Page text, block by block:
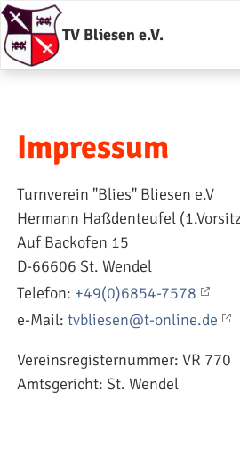
TV Bliesen e.V.
Impressum
Turnverein "Blies" Bliesen e.V
Hermann Haßdenteufel
Auf Backofen 15
D-66606 St. Wendel
Telefon: +49(0)6854-7578
e-Mail: tvbliesen@t-online.de
Vereinsregisternummer: VR 770
Amtsgericht: St. Wendel